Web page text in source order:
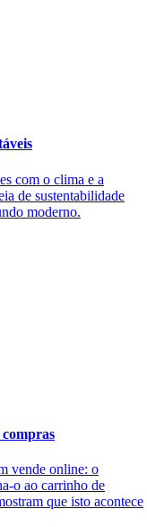
com o clima e a
de sustentabilidade
moderno.
vende online: o
o ao carrinho de
que isto acontece